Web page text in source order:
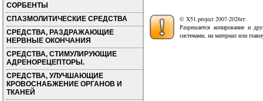
СОРБЕНТЫ
СПАЗМОЛИТИЧЕСКИЕ СРЕДСТВА
СРЕДСТВА, РАЗДРАЖАЮЩИЕ
НЕРВНЫЕ ОКОНЧАНИЯ
СРЕДСТВА, СТИМУЛИРУЮЩИЕ
АДРЕНОРЕЦЕПТОРЫ.
СРЕДСТВА, УЛУЧШАЮЩИЕ
КРОВОСНАБЖЕНИЕ ОРГАНОВ И
ТКАНЕЙ
© X51.project 2007-2026гг.
Разрешается копирование и
системами, на материал или